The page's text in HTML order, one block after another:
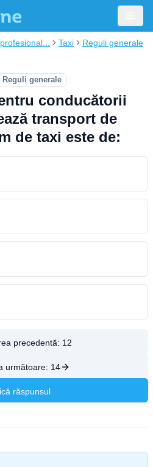
Taxi
Reguli generale
Reguli generale
conducătorii
transport de
de taxi este de:
precedentă: 12
următoare: 14
răspunsul